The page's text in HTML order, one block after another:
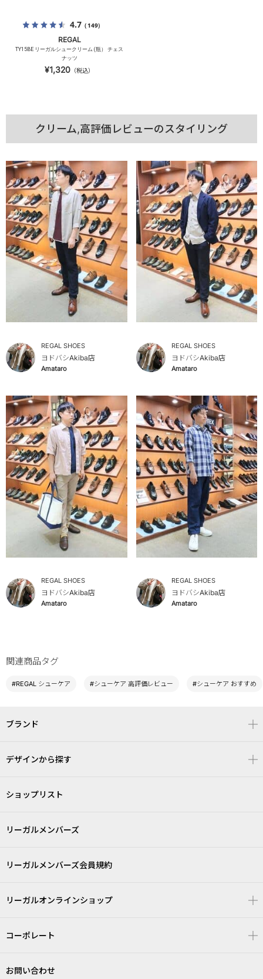
4.7（149）
REGAL
TY15BE リーガルシュークリーム (瓶） チェス
ナッツ
¥1,320 （税込）
クリーム,高評価レビューのスタイリング
REGAL SHOES
ヨドバシAkiba店
Amataro
REGAL SHOES
ヨドバシAkiba店
Amataro
REGAL SHOES
ヨドバシAkiba店
Amataro
REGAL SHOES
ヨドバシAkiba店
Amataro
関連商品タグ
#REGAL シューケア #シューケア 高評価レビュー #シューケア おすすめ
ブランド
デザインから探す
ショップリスト
リーガルメンバーズ
リーガルメンバーズ会員規約
リーガルオンラインショップ
コーポレート
お問い合わせ